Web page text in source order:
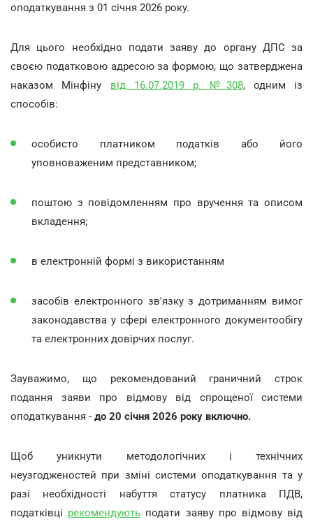
оподаткування з 01 січня 2026 року.
Для цього необхідно подати заяву до органу ДПС за
своєю податковою адресою за формою, що затверджена
наказом Мінфіну від 16.07.2019 р. №308, одним із
способів:
особисто платником податків або його
уповноваженим представником;
поштою з повідомленням про вручення та описом
вкладення;
в електронній формі з використанням
засобів електронного зв'язку з дотриманням вимог
законодавства у сфері електронного документообігу
та електронних довірчих послуг.
Зауважимо, що рекомендований граничний строк
подання заяви про відмову від спрощеної системи
оподаткування - до 20 січня 2026 року включно.
Щоб уникнути методологічних і технічних
неузгодженостей при зміні системи оподаткування та у
разі необхідності набуття статусу платника ПДВ,
податківці рекомендують подати заяву про відмову від